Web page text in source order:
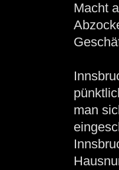
Macht
man